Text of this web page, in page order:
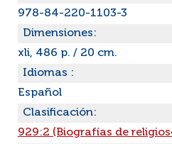
978-84-220-1103-3
Dimensiones:
xli, 486 p. / 20 cm.
Idiomas :
Español
Clasificación:
929:2 (Biografías de